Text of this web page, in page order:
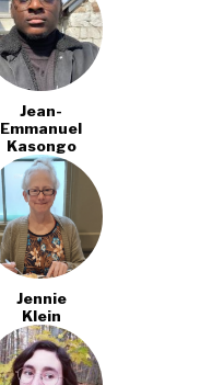
Jean-
Emmanuel
Kasongo
Jennie
Klein